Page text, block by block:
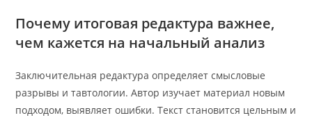
Почему итоговая редактура важнее,
чем кажется на начальный анализ
Заключительная редактура определяет смысловые
разрывы и тавтологии. Автор изучает материал новым
подходом, выявляет ошибки. Текст становится цельным и